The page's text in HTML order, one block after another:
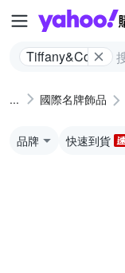
Tiffany&Co.
國際名牌飾品
品牌 快速到貨